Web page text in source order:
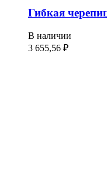
Гибкая
В наличии
3 655,56 ₽